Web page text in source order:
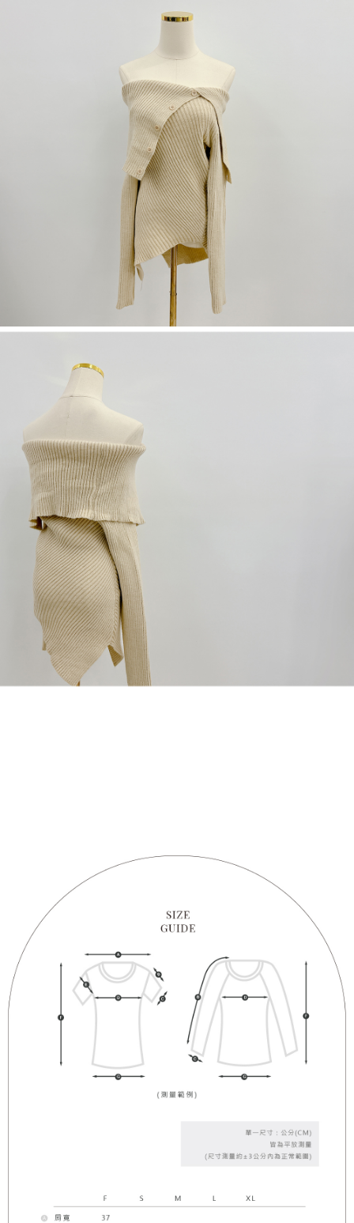
2. Pilihan kaedah pembayaran "Pembayaran Ansuran Gogo", selepas
transaksi Gogo, selepas pengesahan nombor telefon, pilih bilangan
ansuran yang diingini, tarikh akhir pembayaran, dan setelah
mengesahkan pembayaran, transaksi akan selesai.
3. Jumlah kelulusan sebenar, bilangan ansuran dan jumlah bayaran
adalah berdasarkan halaman pengesahan transaksi seterusnya.
4. Dalam masa 30 minit selepas pesanan ditubuhkan, jika tidak pergi
untuk mengesahkan transaksi atau jika tidak lulus semakan, pesanan
akan dibatalkan secara automatik. Jika terdapat situasi "pindah untuk
semakan khusus" yang tidak lulus, ini menunjukkan bahawa sistem
penilaian tidak mencukupi, tiada penjelasan mengenai kandungan
penilaian boleh diberikan.
【Penerangan Kaedah Pembayaran】
1. Pembayaran ansuran tidak digabungkan dalam bil telekomunikasi,
"Pembayaran Ansuran Gogo" akan menghantar SMS peringatan
pembayaran selepas tarikh penyelesaian bulanan.
2. Melalui pautan SMS untuk membuka bil, anda boleh memilih untuk
membayar melalui "Kod bar kedai serbaneka / Kedai rasmi Taiwan
Mobile / Pemindahan bank / Pembayaran J街口 / iPASS MONEY" dan
membolehkan pengguna membeli produk atau perkhidmatan melalui
perkhidmatan ini semasa transaksi, dan kedai akan menyerahkan hak
tuntutan harga jual/beli ansuran kepada syarikat ini untuk membayar bil
menggunakan bil syarikat ini.
2. Berdasarkan tujuan kontrak persetujuan pembayaran menggunakan
"Pembayaran Ansuran Gogo", kedai akan memberikan maklumat peribadi
anda (termasuk nama, telefon atau alamat) kepada Taiwan Mobile untuk
pengumpulan, pemprosesan dan penggunaan, untuk pengesahan,
semakan dan pembetulan data yang diperlukan untuk bil ansuran oleh
Taiwan Mobile.
3. Sila baca syarat perkhidmatan pengguna secara lengkap melalui
pautan berikut: https://oppay.tw/userRule
oleh AFTEE, sila jangan gunakan perkhidmatan ini.